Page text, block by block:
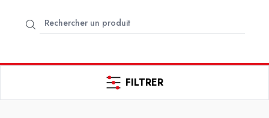
FILTRER